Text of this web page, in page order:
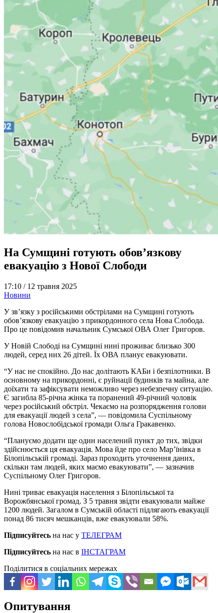
На Сумщині готують обов’язкову
евакуацію з Нової Слободи
17:10 / 12 травня 2025
Новини
У зв’язку з російськими обстрілами на Сумщині готують
обов’язкову евакуацію з прикордонного села Нова Слобода.
Про це повідомив начальник Сумської ОВА Олег Григоров.
У Новій Слободі на Сумщині нині проживає близько 300
людей, серед них 26 дітей. Їх ОВА планує евакуювати.
“У нас не спокійно. До нас долітають КАБи і безпілотники. В
основному на прикордонні, є руйнації будинків та майна, але
доїхати та зафіксувати неможливо через небезпечну ситуацію.
Є загибла 85-річна жінка та поранений 49-річний чоловік
через російський обстріл. Чекаємо на розпорядження голови
для евакуації людей з села”, — повідомила Суспільному
голова Новослобідської громади Ольга Гракавенко.
“Плануємо додати ще один населений пункт до тих, звідки
здійснюється ця евакуація. Мова йде про село Мар’їнівка в
Білопільській громаді. Зараз проходить уточнення даних,
скільки там людей, яких маємо евакуювати”, — зазначив
Суспільному Олег Григоров.
Нині триває евакуація населення з Білопільської та
Ворожбянської громад. З 5 травня звідти евакуювали майже
1200 людей. Загалом в Сумській області підлягають евакуації
понад 86 тисяч мешканців, вже евакуювали 58%.
Підписуйтесь на нас у ТЕЛЕГРАМ
Підписуйтесь на нас в ІНСТАГРАМ
Поділитися в соціальних мережах
Опитування